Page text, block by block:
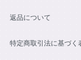
返品について
特定商取引法に基づく